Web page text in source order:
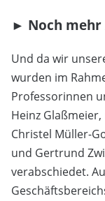
► Noch mehr
Und da wir
wurden im
Professorinnen
Heinz
Christel Müller-
und Gertrund
verabschiedet.